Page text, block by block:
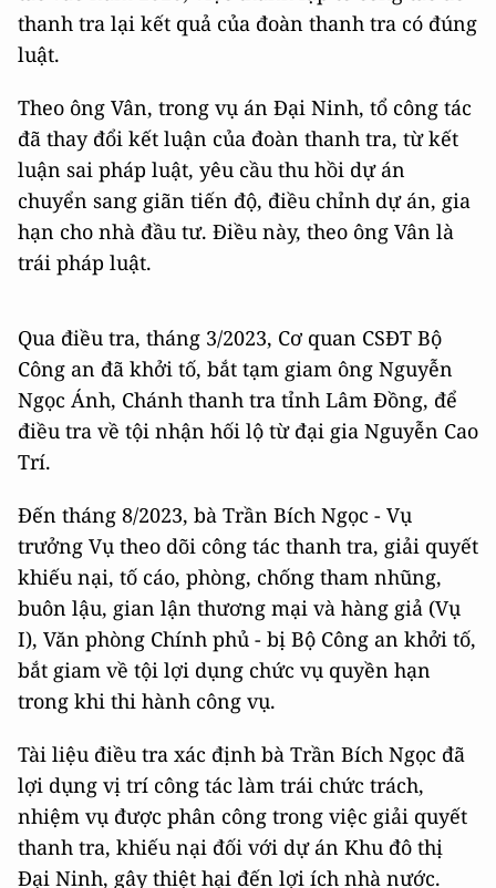
thanh tra lại kết quả của đoàn thanh tra có đúng
luật.
Theo ông Vân, trong vụ án Đại Ninh, tổ công tác
đã thay đổi kết luận của đoàn thanh tra, từ kết
luận sai pháp luật, yêu cầu thu hồi dự án
chuyển sang giãn tiến độ, điều chỉnh dự án, gia
hạn cho nhà đầu tư. Điều này, theo ông Vân là
trái pháp luật.
Qua điều tra, tháng 3/2023, Cơ quan CSĐT Bộ
Công an đã khởi tố, bắt tạm giam ông Nguyễn
Ngọc Ánh, Chánh thanh tra tỉnh Lâm Đồng, để
điều tra về tội nhận hối lộ từ đại gia Nguyễn Cao
Trí.
Đến tháng 8/2023, bà Trần Bích Ngọc - Vụ
trưởng Vụ theo dõi công tác thanh tra, giải quyết
khiếu nại, tố cáo, phòng, chống tham nhũng,
buôn lậu, gian lận thương mại và hàng giả (Vụ
I), Văn phòng Chính phủ - bị Bộ Công an khởi tố,
bắt giam về tội lợi dụng chức vụ quyền hạn
trong khi thi hành công vụ.
Tài liệu điều tra xác định bà Trần Bích Ngọc đã
lợi dụng vị trí công tác làm trái chức trách,
nhiệm vụ được phân công trong việc giải quyết
thanh tra, khiếu nại đối với dự án Khu đô thị
Đại Ninh, gây thiệt hại đến lợi ích nhà nước.